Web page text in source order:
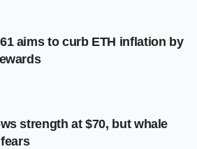
aims to curb ETH inflation by
strength at $70, but whale